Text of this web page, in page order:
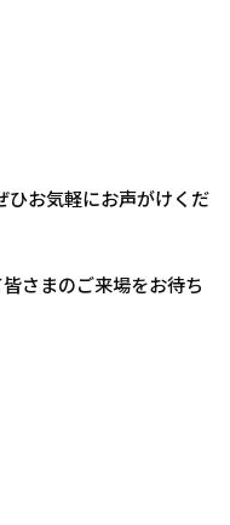
ひお気軽にお声がけくだ
さまのご来場をお待ち